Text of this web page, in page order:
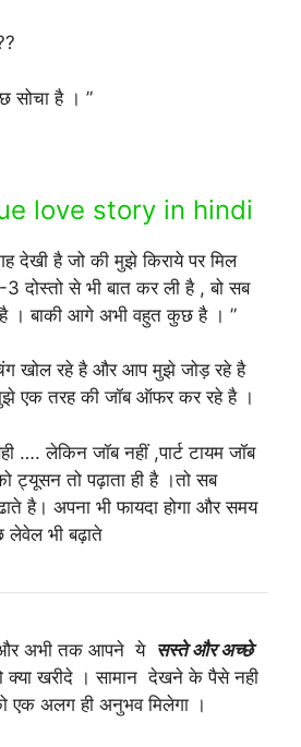
सोचा है । ”
love story in hindi
देखी है जो की मुझे किराये पर मिल
से भी बात कर ली है , बो सब
। बाकी आगे अभी वहुत कुछ है । ”
खोल रहे है और आप मुझे जोड़ रहे है
एक तरह की जॉब ऑफर कर रहे है ।
…. लेकिन जॉब नहीं ,पार्ट टायम जॉब
ट्यूसन तो पढ़ाता ही है ।तो सब
है। अपना भी फायदा होगा और समय
भी बढ़ाते
अभी तक आपने ये सस्ते और अच्छे
क्या खरीदे । सामान देखने के पैसे नही
अलग ही अनुभव मिलेगा ।